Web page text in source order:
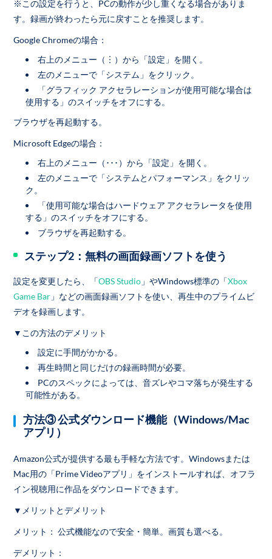
※この設定を行うと、PCの動作が少し重くなる場合がありま
す。録画が終わったら元に戻すことを推奨します。
Google Chromeの場合：
右上のメニュー（︙）から「設定」を開く。
左のメニューで「システム」をクリック。
「グラフィック アクセラレーションが使用可能な場合は
使用する」のスイッチをオフにする。
ブラウザを再起動する。
Microsoft Edgeの場合：
右上のメニュー（･･･）から「設定」を開く。
左のメニューで「システムとパフォーマンス」をクリッ
ク。
「使用可能な場合はハードウェア アクセラレータを使用
する」のスイッチをオフにする。
ブラウザを再起動する。
ステップ2：無料の画面録画ソフトを使う
設定を変更したら、「OBS Studio 」やWindows標準の「Xbox
Game Bar 」などの画面録画ソフトを使い、再生中のプライムビ
デオを録画します。
▼この方法のデメリット
設定に手間がかかる。
再生時間と同じだけの録画時間が必要。
PCのスペックによっては、音ズレやコマ落ちが発生する
可能性がある。
方法③ 公式ダウンロード機能（Windows/Mac
アプリ）
Amazon公式が提供する最も手軽な方法です。Windowsまたは
Mac用の「Prime Videoアプリ」をインストールすれば、オフラ
イン視聴用に作品をダウンロードできます。
▼メリットとデメリット
メリット： 公式機能なので安全・簡単。画質も選べる。
デメリット：